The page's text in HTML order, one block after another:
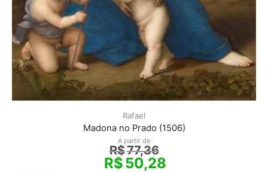
Rafael
Madona no Prado (1506)
A partir de
R$77,36
R$50,28